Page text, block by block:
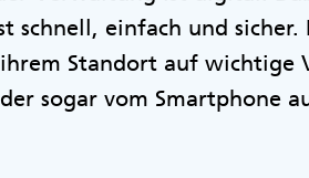
schnell, einfach und sicher.
Standort auf wichtige
sogar vom Smartphone